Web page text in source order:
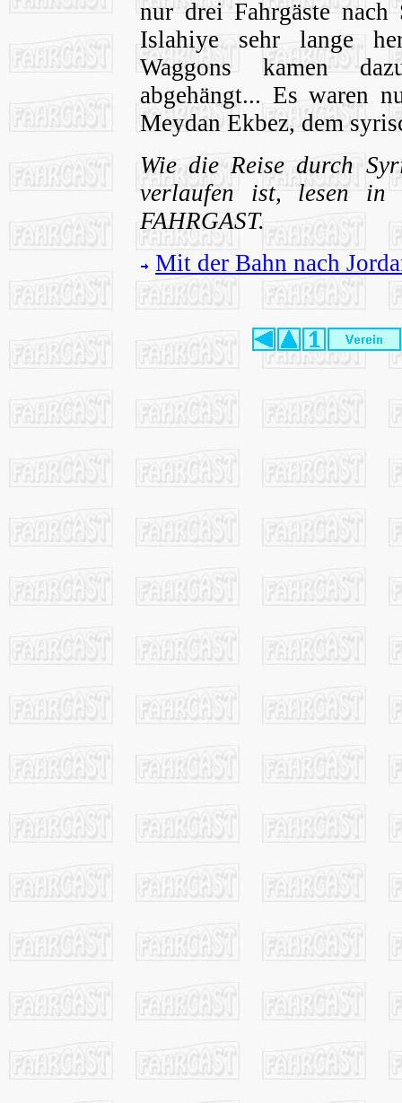
nur drei Fahrgäste
Islahiye sehr lange
Waggons kamen
abgehängt... Es waren
Meydan Ekbez, dem
Wie die Reise durch
verlaufen ist, lesen in
FAHRGAST.
Mit der Bahn nach